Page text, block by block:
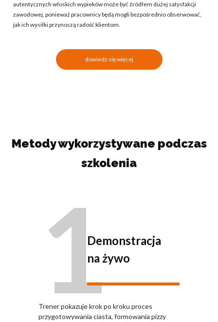
autentycznych włoskich wypieków może być źródłem dużej satysfakcji
zawodowej, ponieważ pracownicy będą mogli bezpośrednio obserwować,
jak ich wysiłki przynoszą radość klientom.
dowiedz się więcej
Metody wykorzystywane podczas
szkolenia
1Demonstracja
na żywo
Trener pokazuje krok po kroku proces
przygotowywania ciasta, formowania pizzy